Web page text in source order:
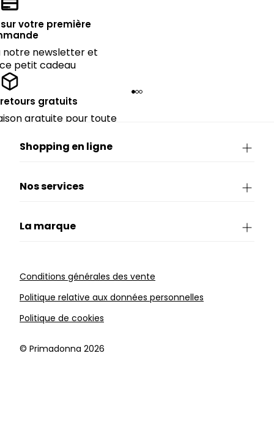
votre première
notre newsletter et
petit cadeau
gratuits
gratuite pour toute
Shopping en ligne
Nos services
La marque
Conditions générales des vente
Politique relative aux données personnelles
Politique de cookies
©️ Primadonna 2026